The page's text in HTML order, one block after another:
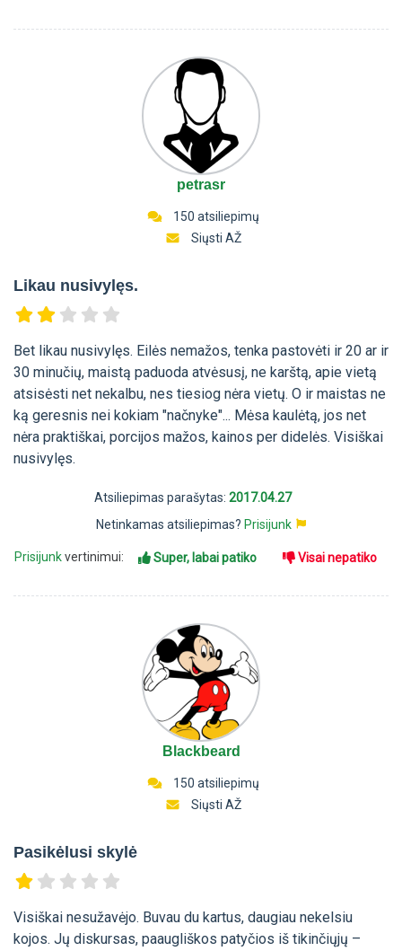
petrasr
150 atsiliepimų
Siųsti AŽ
Likau nusivylęs.
Bet likau nusivylęs. Eilės nemažos, tenka pastovėti ir 20 ar ir
30 minučių, maistą paduoda atvėsusį, ne karštą, apie vietą
atsisėsti net nekalbu, nes tiesiog nėra vietų. O ir maistas ne
ką geresnis nei kokiam "načnyke"... Mėsa kaulėtą, jos net
nėra praktiškai, porcijos mažos, kainos per didelės. Visiškai
nusivylęs.
Atsiliepimas parašytas: 2017.04.27
Netinkamas atsiliepimas? Prisijunk
Prisijunkvertinimui: Super, labai patiko Visai nepatiko
Blackbeard
150 atsiliepimų
Siųsti AŽ
Pasikėlusi skylė
Visiškai nesužavėjo. Buvau du kartus, daugiau nekelsiu
kojos. Jų diskursas, paaugliškos patyčios iš tikinčiųjų –